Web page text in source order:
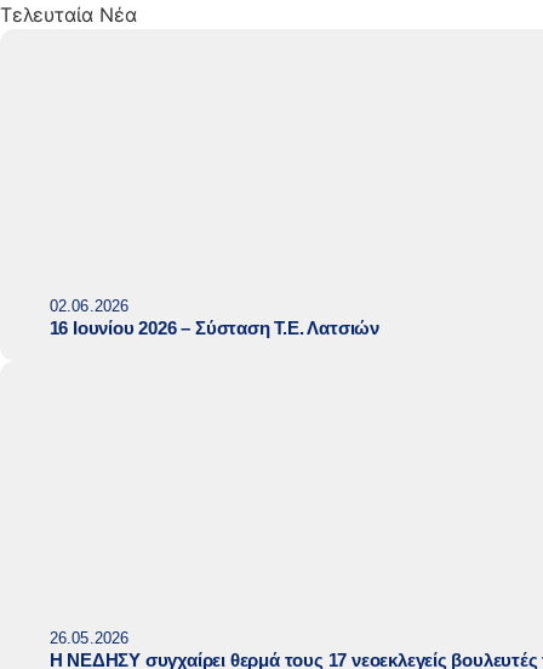
Τελευταία Νέα
02.06.2026
16 Ιουνίου 2026 – Σύσταση Τ.Ε. Λατσιών
26.05.2026
Η ΝΕΔΗΣΥ συγχαίρει θερμά τους 17 νεοεκλεγείς